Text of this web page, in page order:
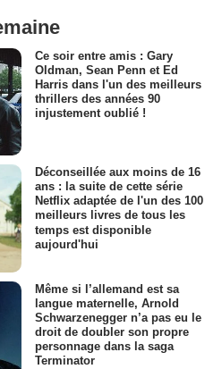
Ce soir entre amis : Gary
Oldman, Sean Penn et Ed
Harris dans l'un des meilleurs
thrillers des années 90
injustement oublié !
Déconseillée aux moins de 16
ans : la suite de cette série
Netflix adaptée de l'un des 100
meilleurs livres de tous les
temps est disponible
aujourd'hui
Même si l’allemand est sa
langue maternelle, Arnold
Schwarzenegger n’a pas eu le
droit de doubler son propre
personnage dans la saga
Terminator